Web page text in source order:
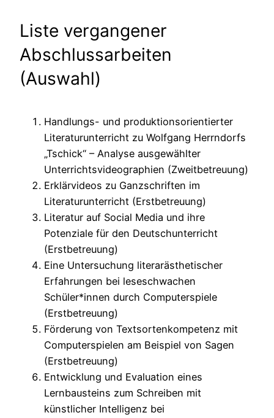
Liste vergangener
Abschlussarbeiten
(Auswahl)
Handlungs- und produktionsorientierter
Literaturunterricht zu Wolfgang Herrndorfs
„Tschick“ – Analyse ausgewählter
Unterrichtsvideographien (Zweitbetreuung)
Erklärvideos zu Ganzschriften im
Literaturunterricht (Erstbetreuung)
Literatur auf Social Media und ihre
Potenziale für den Deutschunterricht
(Erstbetreuung)
Eine Untersuchung literarästhetischer
Erfahrungen bei leseschwachen
Schüler*innen durch Computerspiele
(Erstbetreuung)
Förderung von Textsortenkompetenz mit
Computerspielen am Beispiel von Sagen
(Erstbetreuung)
Entwicklung und Evaluation eines
Lernbausteins zum Schreiben mit
künstlicher Intelligenz bei